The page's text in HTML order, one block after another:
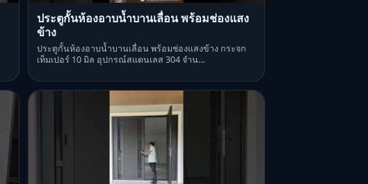
ประตูกั้นห้องอาบน้ำบานเลื่อน พร้อมช่องแสง
ข้าง
ประตูกั้นห้องอาบน้ำบานเลื่อน พร้อมช่องแสงข้าง กระจก
เท็มเปอร์ 10 มิล อุปกรณ์สแตนเลส 304 จำน…